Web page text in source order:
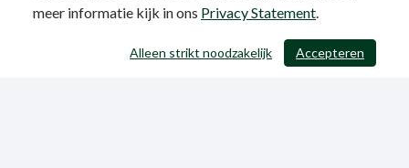
/ 403
meer informatie kijk in ons Privacy Statement.
Accepteren
Alleen strikt noodzakelijk